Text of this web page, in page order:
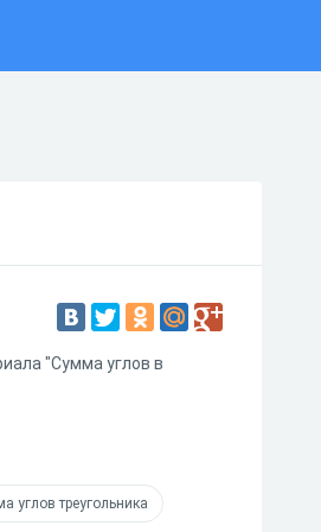
"Сумма углов в
углов треугольника